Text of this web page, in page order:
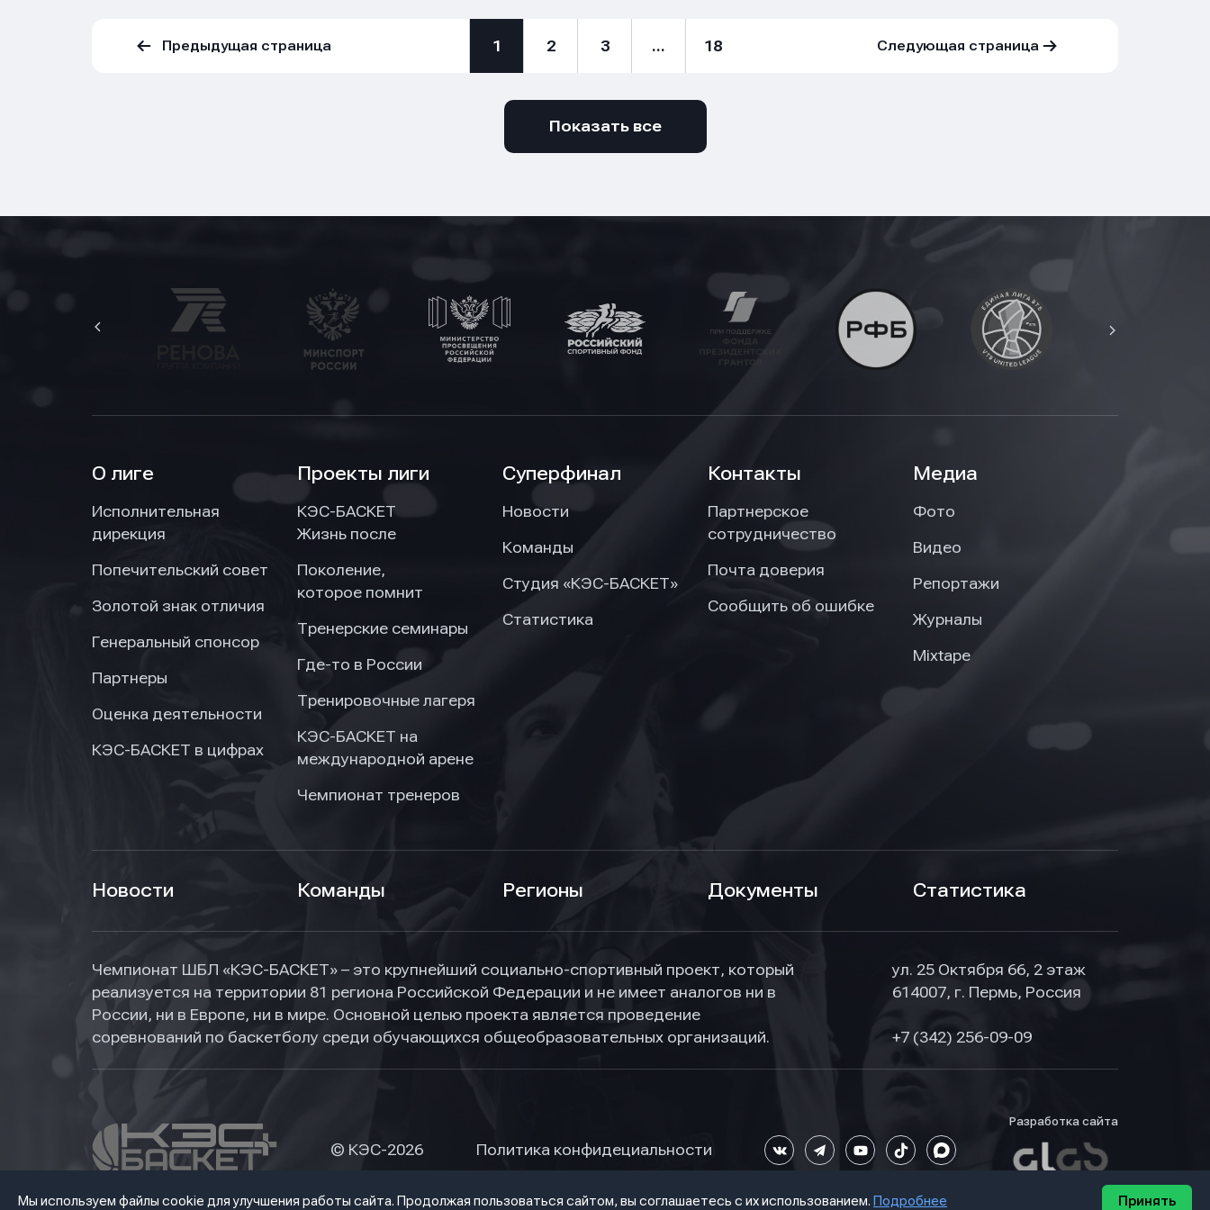
Предыдущая страница 1 2 3 ... 18 Следующая страница
Показать все
О лиге
Исполнительная
дирекция
Попечительский совет
Золотой знак отличия
Генеральный спонсор
Партнеры
Оценка деятельности
КЭС-БАСКЕТ в цифрах
Проекты лиги
КЭС-БАСКЕТ
Жизнь после
Поколение,
которое помнит
Тренерские семинары
Где-то в России
Тренировочные лагеря
КЭС-БАСКЕТ на
международной арене
Чемпионат тренеров
Суперфинал
Новости
Команды
Студия «КЭС-БАСКЕТ»
Статистика
Контакты
Партнерское
сотрудничество
Почта доверия
Сообщить об ошибке
Медиа
Фото
Видео
Репортажи
Журналы
Mixtape
Новости Команды Регионы Документы Статистика
Чемпионат ШБЛ «КЭС-БАСКЕТ» – это крупнейший социально-спортивный проект, который
реализуется на территории 81 региона Российской Федерации и не имеет аналогов ни в
России, ни в Европе, ни в мире. Основной целью проекта является проведение
соревнований по баскетболу среди обучающихся общеобразовательных организаций.
ул. 25 Октября 66, 2 этаж
614007, г. Пермь, Россия
+7 (342) 256-09-09
© КЭС-2026 Политика конфидециальности
Разработка сайта
Мы используем файлы cookie для улучшения работы сайта. Продолжая пользоваться сайтом, вы соглашаетесь с их использованием. Подробнее Принять